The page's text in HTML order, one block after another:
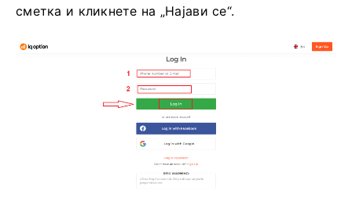
сметка и кликнете на „Најави се“.